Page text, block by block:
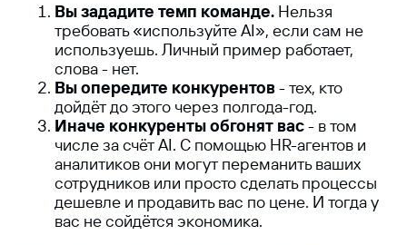
Вы зададите темп команде. Нельзя
требовать «используйте AI», если сам не
используешь. Личный пример работает,
слова - нет.
Вы опередите конкурентов- тех, кто
дойдёт до этого через полгода-год.
Иначе конкуренты обгонят вас- в том
числе за счёт AI. С помощью HR-агентов и
аналитиков они могут переманить ваших
сотрудников или просто сделать процессы
дешевле и продавить вас по цене. И тогда у
вас не сойдётся экономика.